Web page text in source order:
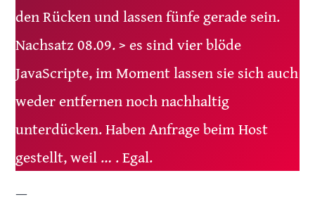
den Rücken und lassen fünfe gerade sein.
Nachsatz 08.09. > es sind vier blöde
JavaScripte, im Moment lassen sie sich auch
weder entfernen noch nachhaltig
unterdücken. Haben Anfrage beim Host
gestellt, weil … . Egal.
—